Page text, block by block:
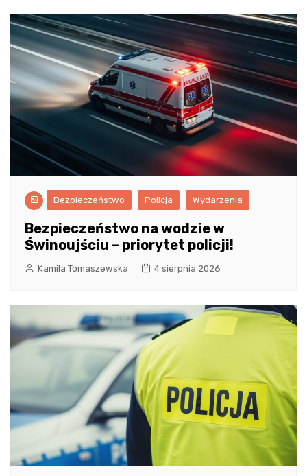
Bezpieczeństwo Policja Wydarzenia
Bezpieczeństwo na wodzie w
Świnoujściu – priorytet policji!
Kamila Tomaszewska 4 sierpnia 2026